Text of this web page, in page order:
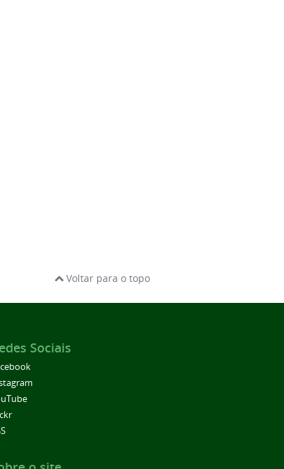
Voltar para o topo
Sociais